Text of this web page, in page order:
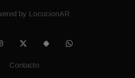
by LocucionAR
Contacto